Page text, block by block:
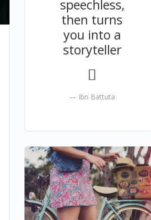
speechless,
then turns
you into a
storyteller
Ibn Battuta